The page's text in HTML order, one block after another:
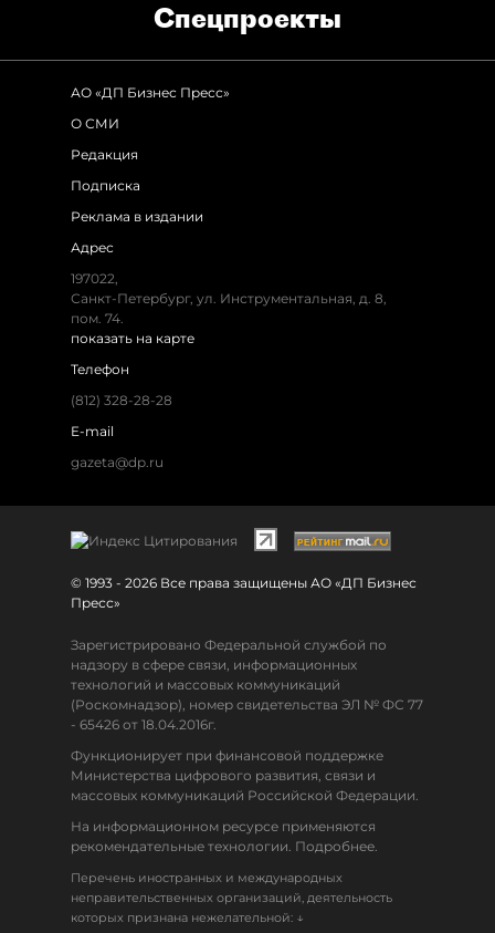
Спец­проекты
АО «ДП Бизнес Пресс»
О СМИ
Редакция
Подписка
Реклама в издании
Адрес
197022,
Санкт-Петербург, ул. Инструментальная, д. 8,
пом. 74.
показать на карте
Телефон
(812) 328-28-28
E-mail
gazeta@dp.ru
© 1993 - 2026 Все права защищены АО «ДП Бизнес
Пресс»
Зарегистрировано Федеральной службой по
надзору в сфере связи, информационных
технологий и массовых коммуникаций
(Роскомнадзор), номер свидетельства ЭЛ № ФС 77
- 65426 от 18.04.2016г.
Функционирует при финансовой поддержке
Министерства цифрового развития, связи и
массовых коммуникаций Российской Федерации.
На информационном ресурсе применяются
рекомендательные технологии. Подробнее.
Перечень иностранных и международных
неправительственных организаций, деятельность
которых признана нежелательной: ↓